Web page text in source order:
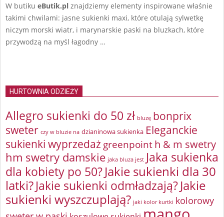
W butiku eButik.pl znajdziemy elementy inspirowane właśnie
takimi chwilami: jasne sukienki maxi, które otulają sylwetkę
niczym morski wiatr, i marynarskie paski na bluzkach, które
przywodzą na myśl łagodny …
HURTOWNIA ODZIEŻY
Allegro sukienki do 50 zł bluzę bonprix
sweter czy w bluzie na dzianinowa sukienka Eleganckie
sukienki wyprzedaż greenpointh & m swetry
hm swetry damskie jaka bluza jest Jaka sukienka
dla kobiety po 50?Jakie sukienki dla 30
latki?Jakie sukienki odmładzają?Jakie
sukienki wyszczuplają? jaki kolor kurtki kolorowy